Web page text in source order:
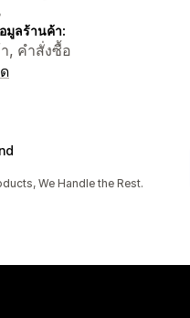
มูลร้านค้า:
, คำสั่งซื้อ
We Handle the Rest.